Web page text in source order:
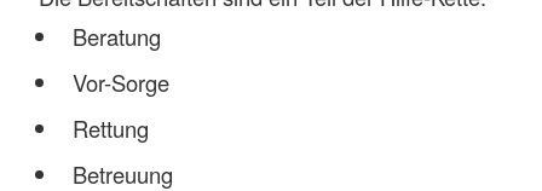
Beratung
Vor-Sorge
Rettung
Betreuung